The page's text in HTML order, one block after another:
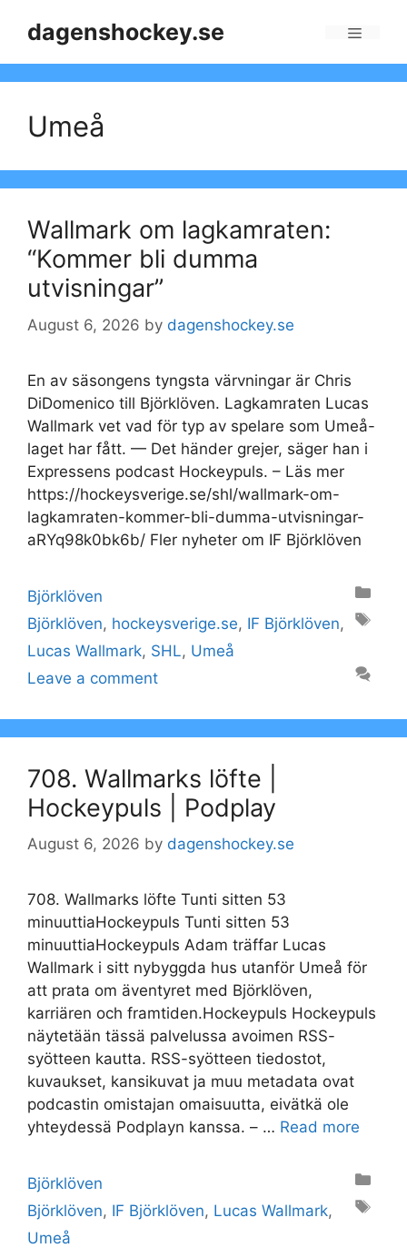
dagenshockey.se
Umeå
Wallmark om lagkamraten:
“Kommer bli dumma
utvisningar”
August 6, 2026 by dagenshockey.se
En av säsongens tyngsta värvningar är Chris
DiDomenico till Björklöven. Lagkamraten Lucas
Wallmark vet vad för typ av spelare som Umeå-
laget har fått. — Det händer grejer, säger han i
Expressens podcast Hockeypuls. – Läs mer
https://hockeysverige.se/shl/wallmark-om-
lagkamraten-kommer-bli-dumma-utvisningar-
aRYq98k0bk6b/ Fler nyheter om IF Björklöven
Categories
Björklöven
Tags
Björklöven, hockeysverige.se, IF Björklöven,
Lucas Wallmark, SHL, Umeå
Leave a comment
708. Wallmarks löfte |
Hockeypuls | Podplay
August 6, 2026 by dagenshockey.se
708. Wallmarks löfte Tunti sitten 53
minuuttiaHockeypuls Tunti sitten 53
minuuttiaHockeypuls Adam träffar Lucas
Wallmark i sitt nybyggda hus utanför Umeå för
att prata om äventyret med Björklöven,
karriären och framtiden.Hockeypuls Hockeypuls
näytetään tässä palvelussa avoimen RSS-
syötteen kautta. RSS-syötteen tiedostot,
kuvaukset, kansikuvat ja muu metadata ovat
podcastin omistajan omaisuutta, eivätkä ole
yhteydessä Podplayn kanssa. – … Read more
Categories
Björklöven
Tags
Björklöven, IF Björklöven, Lucas Wallmark,
Umeå